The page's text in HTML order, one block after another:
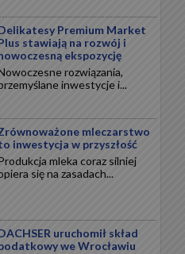
Premium Market
stawiają na rozwój i
ekspozycję
rozwiązania,
inwestycje i...
mleczarstwo
inwestycja w przyszłość
mleka coraz silniej
się na zasadach...
uruchomił skład
we Wrocławiu